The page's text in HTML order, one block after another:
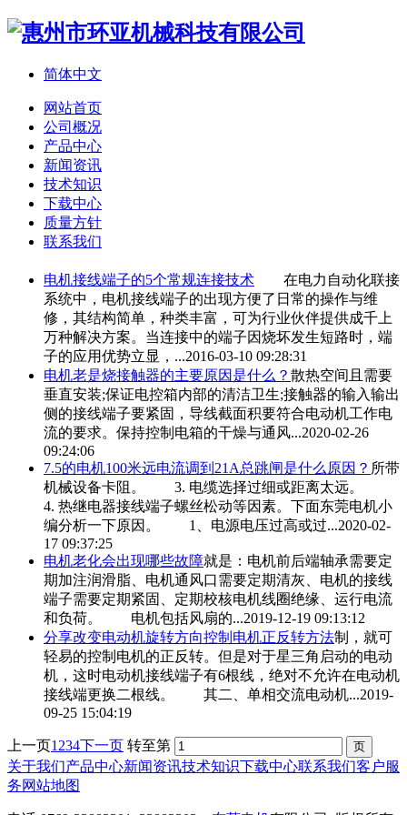
简体中文
网站首页
公司概况
产品中心
新闻资讯
技术知识
下载中心
质量方针
联系我们
电机接线端子的5个常规连接技术 在电力自动化联接
系统中，电机接线端子的出现方便了日常的操作与维
修，其结构简单，种类丰富，可为行业伙伴提供成千上
万种解决方案。当连接中的端子因烧坏发生短路时，端
子的应用优势立显，...2016-03-10 09:28:31
电机老是烧接触器的主要原因是什么？ 散热空间且需要
垂直安装;保证电控箱内部的清洁卫生;接触器的输入输出
侧的接线端子要紧固，导线截面积要符合电动机工作电
流的要求。保持控制电箱的干燥与通风...2020-02-26
09:24:06
7.5的电机100米远电流调到21A总跳闸是什么原因？ 所带
机械设备卡阻。 3. 电缆选择过细或距离太远。
4. 热继电器接线端子螺丝松动等因素。下面东莞电机小
编分析一下原因。 1、电源电压过高或过...2020-02-
17 09:37:25
电机老化会出现哪些故障就是：电机前后端轴承需要定
期加注润滑脂、电机通风口需要定期清灰、电机的接线
端子需要定期紧固、定期校核电机线圈绝缘、运行电流
和负荷。 电机包括风扇的...2019-12-19 09:13:12
分享改变电动机旋转方向控制电机正反转方法制，就可
轻易的控制电机的正反转。但是对于星三角启动的电动
机，这时电动机接线端子有6根线，绝对不允许在电动机
接线端更换二根线。 其二、单相交流电动机...2019-
09-25 15:04:19
上一页1 234下一页 转至第
关于我们产品中心新闻资讯技术知识下载中心联系我们客户服
务网站地图